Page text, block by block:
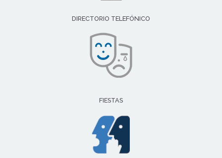
DIRECTORIO TELEFÓNICO
FIESTAS